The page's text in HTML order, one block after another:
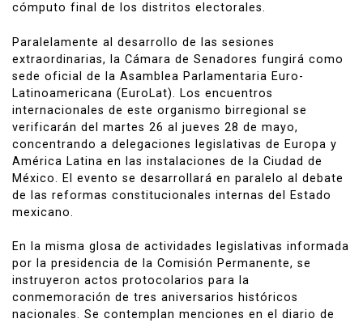
cómputo final de los distritos electorales.
Paralelamente al desarrollo de las sesiones
extraordinarias, la Cámara de Senadores fungirá como
sede oficial de la Asamblea Parlamentaria Euro-
Latinoamericana (EuroLat). Los encuentros
internacionales de este organismo birregional se
verificarán del martes 26 al jueves 28 de mayo,
concentrando a delegaciones legislativas de Europa y
América Latina en las instalaciones de la Ciudad de
México. El evento se desarrollará en paralelo al debate
de las reformas constitucionales internas del Estado
mexicano.
En la misma glosa de actividades legislativas informada
por la presidencia de la Comisión Permanente, se
instruyeron actos protocolarios para la
conmemoración de tres aniversarios históricos
nacionales. Se contemplan menciones en el diario de